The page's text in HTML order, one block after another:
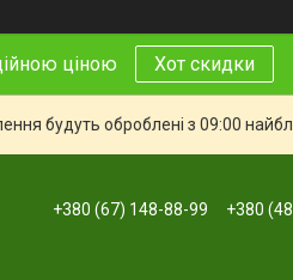
ціною Хот скидки
будуть оброблені з 09:00
+380 (67) 148-88-99 +380